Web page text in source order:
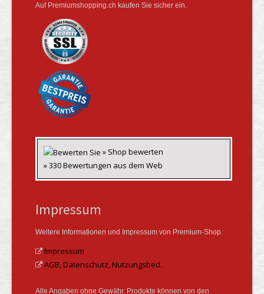
Auf Premiumshopping.ch kaufen Sie sicher ein.
» Shop bewerten
» 330 Bewertungen aus dem Web
Impressum
Weitere Informationen und Impressum von Premium-Shop.
Impressum
AGB, Datenschutz, Nutzungsbed.
Alle Angaben ohne Gewähr. Produkte können von den